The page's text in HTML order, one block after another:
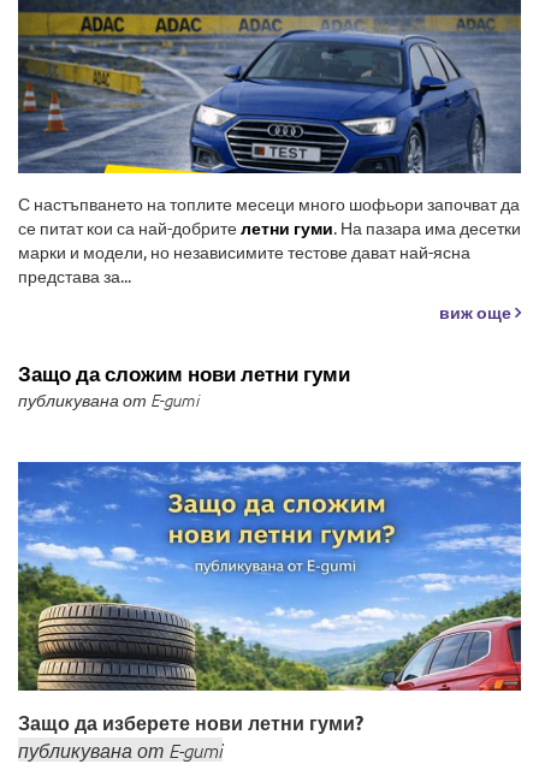
С настъпването на топлите месеци много шофьори започват да
се питат кои са най-добрителетни гуми. На пазара има десетки
марки и модели, но независимите тестове дават най-ясна
представа за...
виж още
Защо да сложим нови летни гуми
публикувана от E-gumi
Защо да изберете нови летни гуми?
публикувана от E-gumi